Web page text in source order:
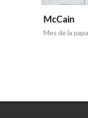
McCain
Mes de la